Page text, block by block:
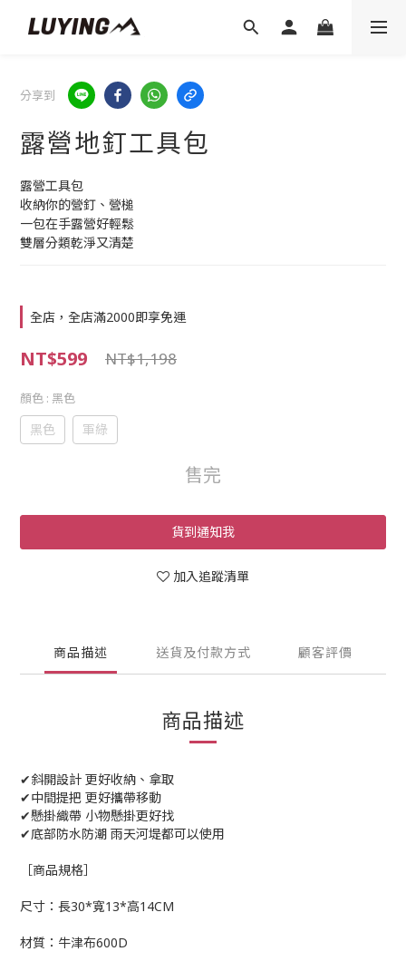
分享到
露營地釘工具包
露營工具包
收納你的營釘、營槌
一包在手露營好輕鬆
雙層分類乾淨又清楚
全店，全店滿2000即享免運
NT$599 NT$1,198
顏色 : 黑色
黑色 軍綠
售完
貨到通知我
加入追蹤清單
商品描述 送貨及付款方式 顧客評價
商品描述
✔斜開設計 更好收納、拿取
✔中間提把 更好攜帶移動
✔懸掛織帶 小物懸掛更好找
✔底部防水防潮 雨天河堤都可以使用
［商品規格］
尺寸：長30*寬13*高14CM
材質：牛津布600D